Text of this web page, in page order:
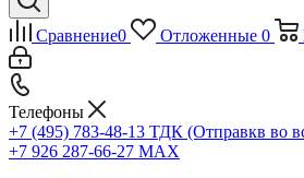
Сравнение0 Отложенные 0
Телефоны
+7 (495) 783-48-13 ТДК (Отправкв во
+7 926 287-66-27 МАХ